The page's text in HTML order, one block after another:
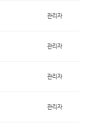
관리자
관리자
관리자
관리자